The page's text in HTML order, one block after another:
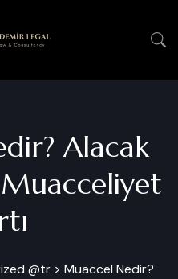
Alacak
@tr> Muaccel Nedir?